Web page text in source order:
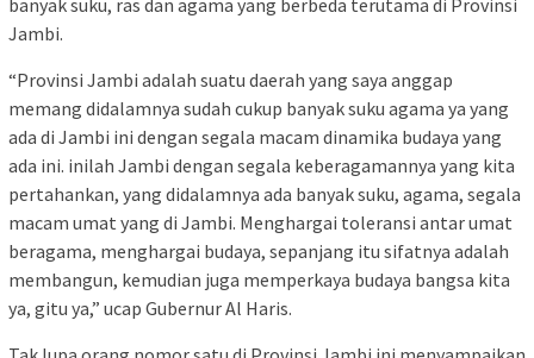
banyak suku, ras dan agama yang berbeda terutama di Provinsi
Jambi.
“Provinsi Jambi adalah suatu daerah yang saya anggap
memang didalamnya sudah cukup banyak suku agama ya yang
ada di Jambi ini dengan segala macam dinamika budaya yang
ada ini. inilah Jambi dengan segala keberagamannya yang kita
pertahankan, yang didalamnya ada banyak suku, agama, segala
macam umat yang di Jambi. Menghargai toleransi antar umat
beragama, menghargai budaya, sepanjang itu sifatnya adalah
membangun, kemudian juga memperkaya budaya bangsa kita
ya, gitu ya,” ucap Gubernur Al Haris.